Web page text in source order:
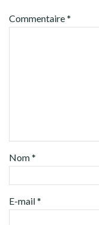
Commentaire*
Nom*
E-mail*